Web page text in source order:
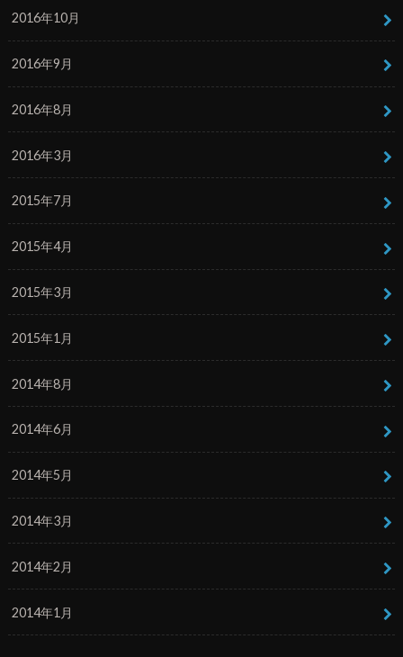
2016年10月
2016年9月
2016年8月
2016年3月
2015年7月
2015年4月
2015年3月
2015年1月
2014年8月
2014年6月
2014年5月
2014年3月
2014年2月
2014年1月